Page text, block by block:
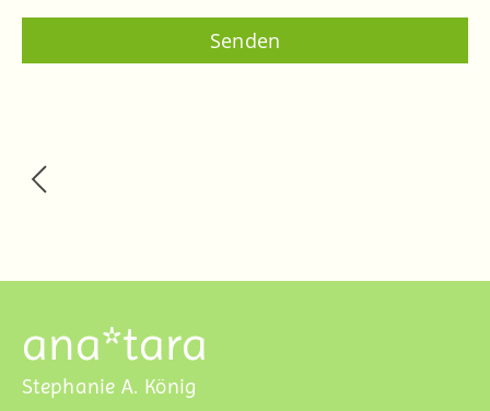
ana*tara
Stephanie A. König